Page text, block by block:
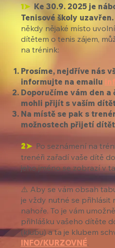
1➤ Ke 30.9. 2025 je
Tenisové školy uzavřen.
někdy nějaké místo
dítětem o tenis zájem,
na trénink:
Prosíme, nejdříve nás
informujte na emailu
Doporučíme vám den a
mohli přijít s vaším
Na místě se pak s
možnostech přijetí
2➤Po seznámení na
trenéři zařadí vaše dítě
jeho jméno se zobrazí v
⚠️ Aby se vám obsah
je vždy nutné se přihlásit
nahoře. To je vám
přihlášku vašeho dítěte
(klubu) a ta je klubem
INFO/KURZOVNÉ.